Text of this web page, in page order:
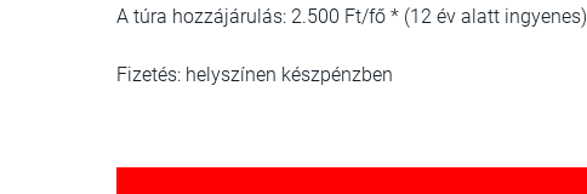
A túra hozzájárulás: 2.500 Ft/fő * (12 év alatt ingyenes)
Fizetés: helyszínen készpénzben